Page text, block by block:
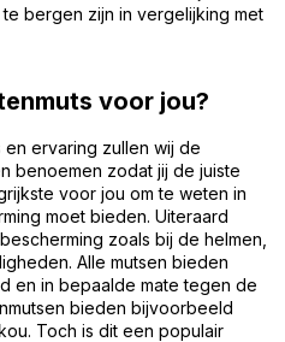
bergen zijn in vergelijking met
voor jou?
ervaring zullen wij de
benoemen zodat jij de juiste
voor jou om te weten in
moet bieden. Uiteraard
zoals bij de helmen,
Alle mutsen bieden
en in bepaalde mate tegen de
bieden bijvoorbeeld
Toch is dit een populair